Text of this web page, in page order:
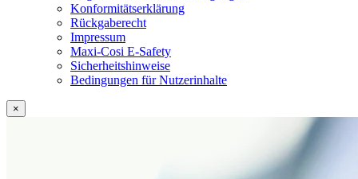
Konformitätserklärung
Rückgaberecht
Impressum
Maxi-Cosi E-Safety
Sicherheitshinweise
Bedingungen für Nutzerinhalte
×